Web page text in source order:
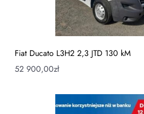
Fiat Ducato L3H2 2,3 JTD 130 kM
52 900,00zł